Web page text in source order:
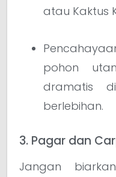
atau Kaktus
pohon
dramatis
berlebihan.
3. Pagar dan
Jangan